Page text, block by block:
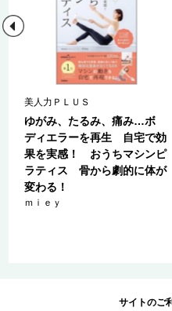
美人力ＰＬＵＳ
ゆがみ、たるみ、痛み…ボ
ディエラーを再生 自宅で効
果を実感！ おうちマシンピ
ラティス 骨から劇的に体が
変わる！
ｍｉｅｙ
サイトのご